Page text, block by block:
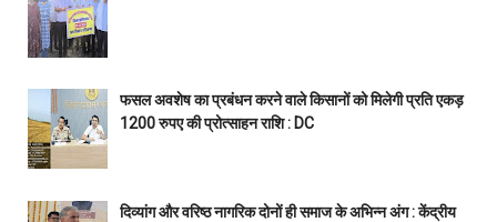
फसल अवशेष का प्रबंधन करने वाले किसानों को मिलेगी प्रति एकड़
1200 रुपए की प्रोत्साहन राशि : DC
दिव्यांग और वरिष्ठ नागरिक दोनों ही समाज के अभिन्न अंग : केंद्रीय